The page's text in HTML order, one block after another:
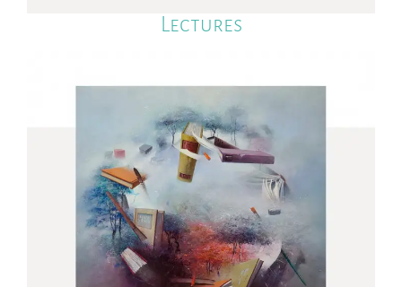
Lectures